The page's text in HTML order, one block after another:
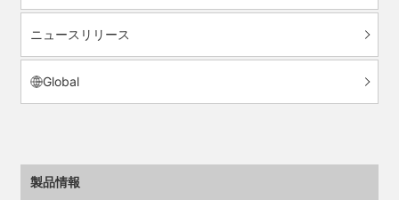
ニュースリリース
Global
製品情報